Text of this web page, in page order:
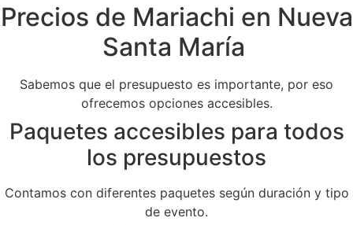
Precios de Mariachi en Nueva
Santa María
Sabemos que el presupuesto es importante, por eso
ofrecemos opciones accesibles.
Paquetes accesibles para todos
los presupuestos
Contamos con diferentes paquetes según duración y tipo
de evento.